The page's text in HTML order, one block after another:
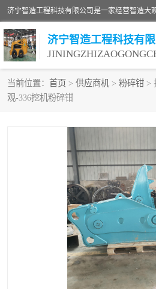
济宁智造工程科技有
当前位置： 首页 > 供应商机 > 粉碎钳 >
观-336挖机粉碎钳
振动夯